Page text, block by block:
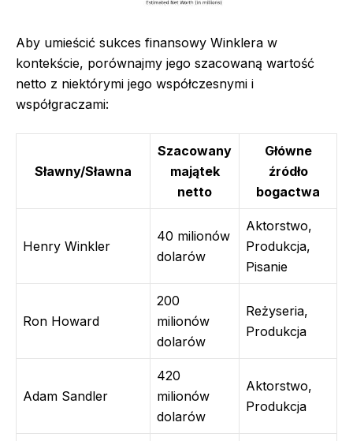
Aby umieścić sukces finansowy Winklera w
kontekście, porównajmy jego szacowaną wartość
netto z niektórymi jego współczesnymi i
współgraczami:
Sławny/Sławna
Szacowany
majątek
netto
Główne
źródło
bogactwa
Henry Winkler
40 milionów
dolarów
Aktorstwo,
Produkcja,
Pisanie
Ron Howard
200
milionów
dolarów
Reżyseria,
Produkcja
Adam Sandler
420
milionów
dolarów
Aktorstwo,
Produkcja